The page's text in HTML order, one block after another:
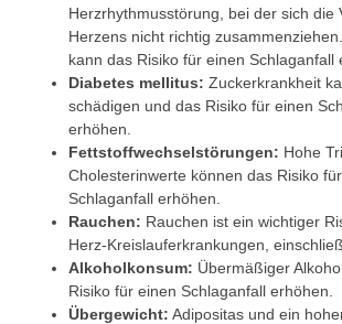
Herzrhythmusstörung, bei der sich die
Herzens nicht richtig
kann das Risiko für einen Schlaganfall
Diabetes mellitus: Zuckerkrankheit
schädigen und das Risiko für einen
erhöhen.
Fettstoffwechselstörungen: Hohe
Cholesterinwerte können das Risiko
Schlaganfall erhöhen.
Rauchen: Rauchen ist ein wichtiger
Herz-Kreislauferkrankungen,
Alkoholkonsum: Übermäßiger
Risiko für einen Schlaganfall erhöhen.
Übergewicht: Adipositas und ein